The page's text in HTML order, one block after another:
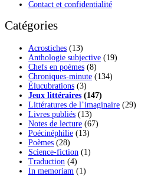
Contact et confidentialité
Catégories
Acrostiches (13)
Anthologie subjective (19)
Chefs en poèmes (8)
Chroniques-minute (134)
Élucubrations (3)
Jeux littéraires (147)
Littératures de l’imaginaire (29)
Livres publiés (13)
Notes de lecture (67)
Poécinéphilie (13)
Poèmes (28)
Science-fiction (1)
Traduction (4)
In memoriam (1)